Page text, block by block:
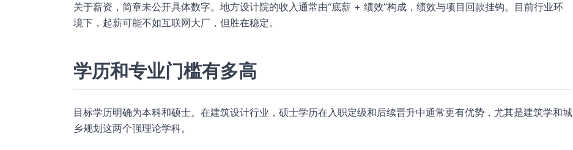
关于薪资，简章未公开具体数字。地方设计院的收入通常由“底薪 + 绩效”构成，绩效与项目回款挂钩。目前行业环
境下，起薪可能不如互联网大厂，但胜在稳定。
学历和专业门槛有多高
目标学历明确为本科和硕士。在建筑设计行业，硕士学历在入职定级和后续晋升中通常更有优势，尤其是建筑学和城
乡规划这两个强理论学科。